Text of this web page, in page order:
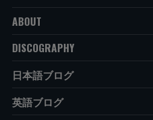
ABOUT
DISCOGRAPHY
日本語ブログ
英語ブログ